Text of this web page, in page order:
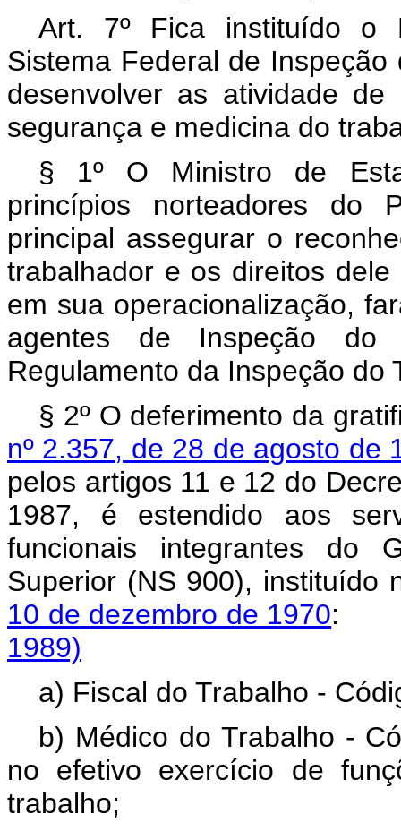
Art. 7º Fica instituído o
Sistema Federal de
desenvolver as atividade
segurança e medicina do
§ 1º O Ministro de
princípios norteadores do
principal assegurar o
trabalhador e os direitos
em sua operacionalização,
agentes de Inspeção
Regulamento da Inspeção do
§ 2º O deferimento da
nº 2.357, de 28 de agosto de
pelos artigos 11 e 12 do
1987, é estendido aos
funcionais integrantes do
Superior (NS 900), instituído
10 de dezembro de 1970
1989)
a) Fiscal do Trabalho -
b) Médico do Trabalho -
no efetivo exercício de
trabalho;